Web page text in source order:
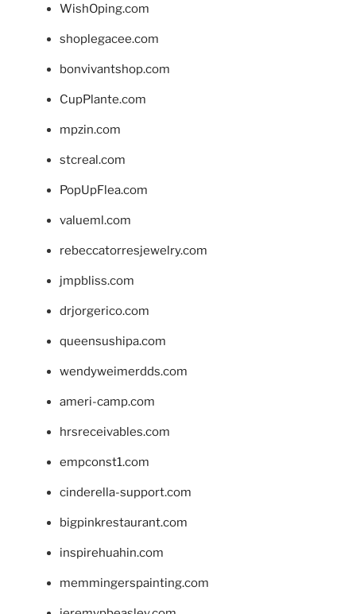
WishOping.com
shoplegacee.com
bonvivantshop.com
CupPlante.com
mpzin.com
stcreal.com
PopUpFlea.com
valueml.com
rebeccatorresjewelry.com
jmpbliss.com
drjorgerico.com
queensushipa.com
wendyweimerdds.com
ameri-camp.com
hrsreceivables.com
empconst1.com
cinderella-support.com
bigpinkrestaurant.com
inspirehuahin.com
memmingerspainting.com